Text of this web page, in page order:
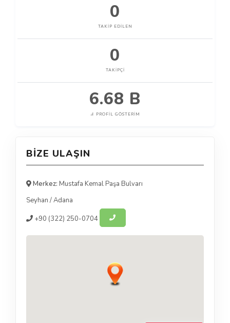
0
TAKIP EDILEN
0
TAKIPÇI
6.68 B
PROFIL GÖSTERIM
BIZE ULAŞIN
Merkez: Mustafa Kemal Paşa Bulvarı
Seyhan /Adana
+90 (322) 250-0704